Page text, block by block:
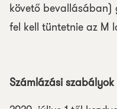
követő
fel kell tüntetnie az M
Számlázási